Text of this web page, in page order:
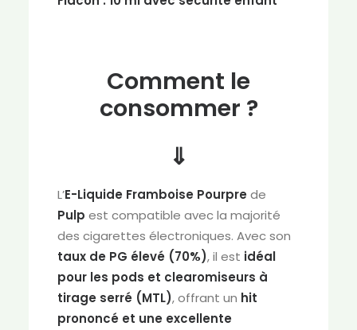
Comment le
consommer ?
⇓
L’E-Liquide Framboise Pourpre de
Pulp est compatible avec la majorité
des cigarettes électroniques. Avec son
taux de PG élevé (70%), il est idéal
pour les pods et clearomiseurs à
tirage serré (MTL), offrant un hit
prononcé et une excellente